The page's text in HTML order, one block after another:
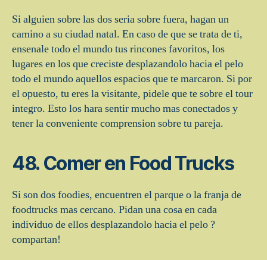
Si alguien sobre las dos seri­a sobre fuera, hagan un
camino a su ciudad natal. En caso de que se trata de ti,
ensenale todo el mundo tus rincones favoritos, los
lugares en los que creciste desplazandolo hacia el pelo
todo el mundo aquellos espacios que te marcaron. Si por
el opuesto, tu eres la visitante, pidele que te sobre el tour
integro. Esto los hara sentir mucho mas conectados y
tener la conveniente comprension sobre tu pareja.
48. Comer en Food Trucks
Si son dos foodies, encuentren el parque o la franja de
foodtrucks mas cercano. Pidan una cosa en cada
individuo de ellos desplazandolo hacia el pelo ?
compartan!